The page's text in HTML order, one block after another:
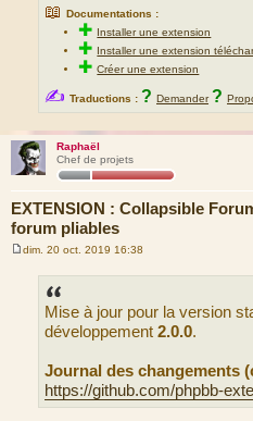
📖 Documentations :
✚ Installer une extension
✚ Installer une extension
✚Créer une extension
✍ Traductions : ? Demander ?
Raphaël
Chef de projets
EXTENSION : Collapsible
forum pliables
dim. 20 oct. 2019 16:38
Mise à jour pour la version
développement 2.0.0.
Journal des changements
https://github.com/phpbb-